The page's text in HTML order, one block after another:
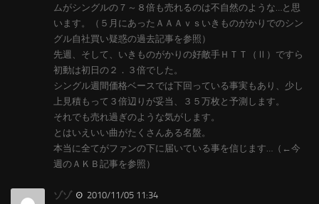
ムがシングルの７～８倍も売れるのは不自然のような…と思
います。（５月にあったＡＡＡｖｓいきものがかりでのシン
グル自社買い疑惑の過去記事を参照）
先週、そして、いきものがかりの好敵手ＨＴＴ（Ⅱ）ですら
初動は初日の２．３倍でした。
シングル週間価格ベースでは下回っている事実もあり、少し
上見積もって３倍辺りが妥当、３５万枚と予測します。
それでも売れ過ぎのような気がします。
とはいえいい曲がたくさんある名盤。
本当に全てがファンの下に届いている事を信じます…（←今
週のＡＫＢ記事を参照）
ゾゾ
2010/11/05 11:34